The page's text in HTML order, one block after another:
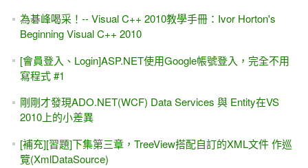
為碁峰喝采！-- Visual C++ 2010教學手冊：Ivor Horton's
Beginning Visual C++ 2010
[會員登入、Login]ASP.NET使用Google帳號登入，完全不用
寫程式 #1
剛剛才發現ADO.NET(WCF) Data Services 與 Entity在VS
2010上的小差異
[補充][習題]下集第三章，TreeView搭配自訂的XML文件 作巡
覽(XmlDataSource)